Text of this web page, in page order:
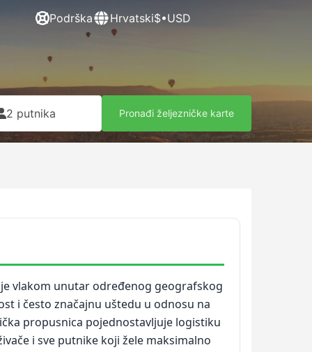
Podrška Hrvatski$•USD
2 putnika Pronađi željezničke karte
vlakom unutar određenog geografskog
i često značajnu uštedu u odnosu na
propusnica pojednostavljuje logistiku
i sve putnike koji žele maksimalno